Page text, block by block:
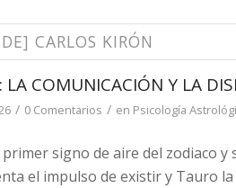
CARLOS KIRÓN
LA COMUNICACIÓN Y LA
/ 0 Comentarios / en Psicología
primer signo de aire del zodiaco
el impulso de existir y Tauro